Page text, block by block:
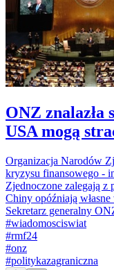
ONZ znalazła
USA mogą
Organizacja Narodów
kryzysu finansowego -
Zjednoczone zalegają z
Chiny opóźniają
Sekretarz generalny
#wiadomosciswiat
#rmf24
#onz
#politykazagraniczna